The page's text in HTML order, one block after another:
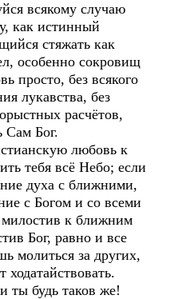
всякому случаю
как истинный
стяжать как
особенно сокровищ
просто, без всякого
лукавства, без
расчётов,
Сам Бог.
любовь к
тебя всё Небо; если
духа с ближними,
с Богом и со всеми
к ближним
Бог, равно и все
молиться за других,
ходатайствовать.
ты будь таков же!